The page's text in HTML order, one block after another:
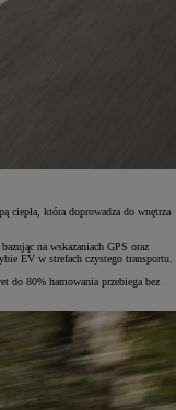
ciepła, która doprowadza do wnętrza
na wskazaniach GPS oraz
EV w strefach czystego transportu.
do 80% hamowania przebiega bez